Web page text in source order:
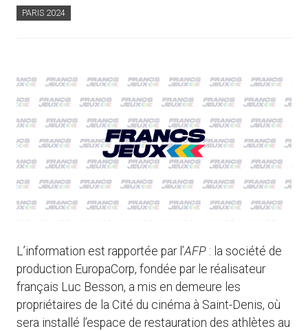
PARIS 2024
L’information est rapportée par l’AFP : la société de
production EuropaCorp, fondée par le réalisateur
français Luc Besson, a mis en demeure les
propriétaires de la Cité du cinéma à Saint-Denis, où
sera installé l’espace de restauration des athlètes au